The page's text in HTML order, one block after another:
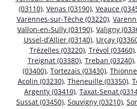
(03110), Venas (03190), Veauce
Varennes-sur-Tèche (03220),
Vallon-en-Sully (03190), Valigny
Ussel-d’Allier (03140), Urçay
Trézelles (03220), Trévol (03460),
Treignat (03380), Treban (03240),
(03400), Tortezais (03430),
Acolin (03230), Theneuille (03350),
Argenty (03410), Taxat-Senat
Sussat (03450), Souvigny (03210),